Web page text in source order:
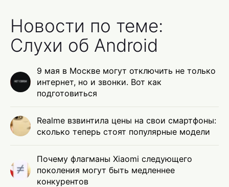
Новости по теме:
Слухи об Android
9 мая в Москве могут отключить не только
интернет, но и звонки. Вот как
подготовиться
Realme взвинтила цены на свои смартфоны:
сколько теперь стоят популярные модели
Почему флагманы Xiaomi следующего
поколения могут быть медленнее
конкурентов